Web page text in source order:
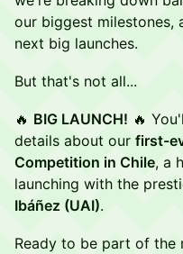
our biggest milestones,
next big launches.
But that's not all...
🔥 BIG LAUNCH! 🔥
details about our first-
Competition in Chile, a
launching with the
Ibáñez (UAI).
Ready to be part of the